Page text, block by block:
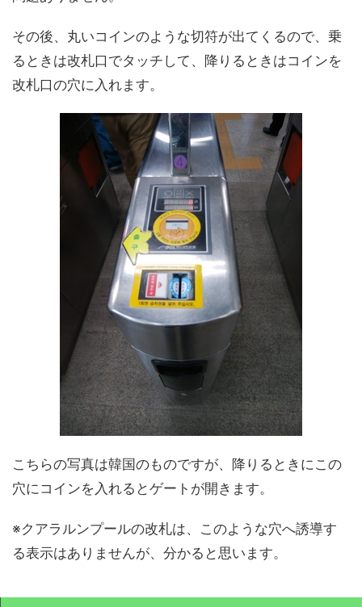
その後、丸いコインのような切符が出てくるので、乗
るときは改札口でタッチして、降りるときはコインを
改札口の穴に入れます。
こちらの写真は韓国のものですが、降りるときにこの
穴にコインを入れるとゲートが開きます。
※クアラルンプールの改札は、このような穴へ誘導す
る表示はありませんが、分かると思います。